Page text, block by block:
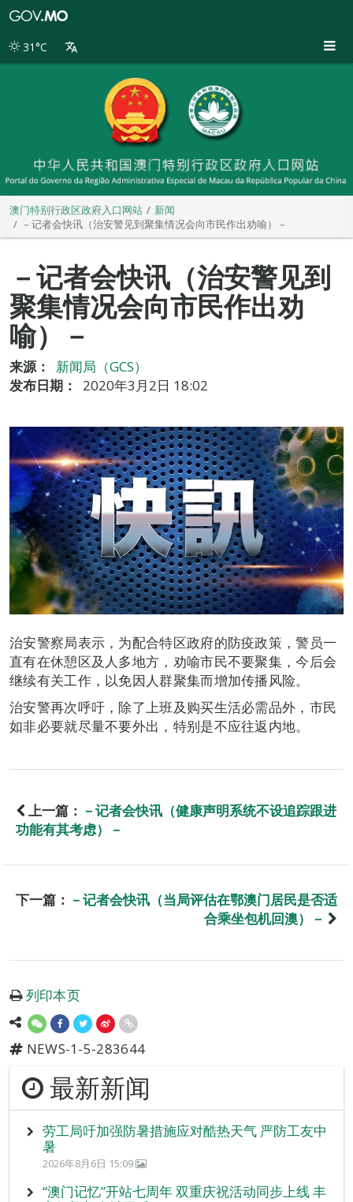
别
31°C
澳门特别行政区政府入口网站
新闻
－记者会快讯（治安警见到聚集情况会向市民作出劝喻）－
－记者会快讯（治安警见到
聚集情况会向市民作出劝
喻）－
来源：
新闻局（GCS）
发布日期：
2020年3月2日 18:02
治安警察局表示，为配合特区政府的防疫政策，警员一
直有在休憩区及人多地方，劝喻市民不要聚集，今后会
继续有关工作，以免因人群聚集而增加传播风险。
治安警再次呼吁，除了上班及购买生活必需品外，市民
如非必要就尽量不要外出，特别是不应往返内地。
上一篇： －记者会快讯（健康声明系统不设追踪跟进
功能有其考虑）－
下一篇： －记者会快讯（当局评估在鄂澳门居民是否适
合乘坐包机回澳）－
列印本页
NEWS-1-5-283644
最新新闻
劳工局吁加强防暑措施应对酷热天气 严防工友中
暑
2026年8月6日 15:09
“澳门记忆”开站七周年 双重庆祝活动同步上线 丰